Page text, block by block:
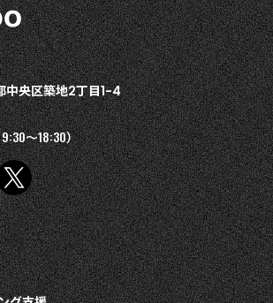
中央区築地2丁目1-4
9:30〜18:30）